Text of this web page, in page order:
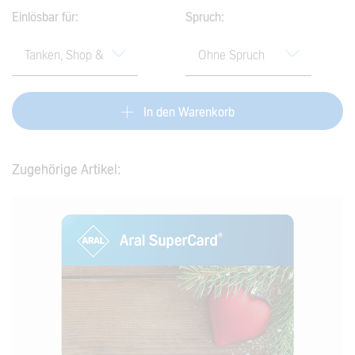
findest du im
Einlösbar für: Spruch:
In den Warenkorb
Zugehörige Artikel: